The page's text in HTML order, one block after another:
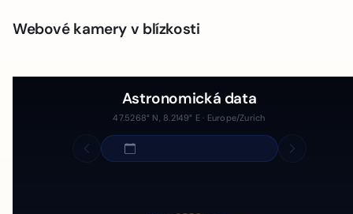
Webové kamery v blízkosti
Astronomická data
47.5268° N, 8.2149° E · Europe/Zurich